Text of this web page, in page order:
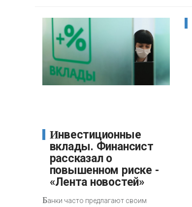
Инвестиционные
вклады. Финансист
рассказал о
повышенном риске -
«Лента новостей»
Банки часто предлагают своим